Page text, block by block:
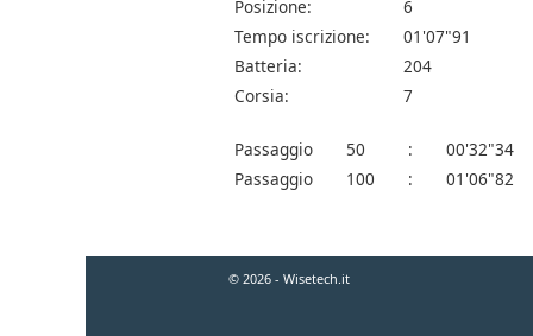
Posizione:
6
Tempo iscrizione:
01'07"91
Batteria:
204
Corsia:
7
Passaggio 50 : 00'32"34
Passaggio
100 : 01'06"82
© 2026 - Wisetech.it